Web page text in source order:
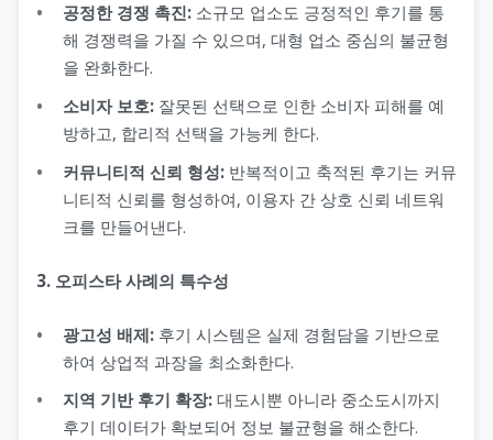
공정한 경쟁 촉진: 소규모 업소도 긍정적인 후기를 통
해 경쟁력을 가질 수 있으며, 대형 업소 중심의 불균형
을 완화한다.
소비자 보호: 잘못된 선택으로 인한 소비자 피해를 예
방하고, 합리적 선택을 가능케 한다.
커뮤니티적 신뢰 형성: 반복적이고 축적된 후기는 커뮤
니티적 신뢰를 형성하여, 이용자 간 상호 신뢰 네트워
크를 만들어낸다.
3. 오피스타 사례의 특수성
광고성 배제: 후기 시스템은 실제 경험담을 기반으로
하여 상업적 과장을 최소화한다.
지역 기반 후기 확장: 대도시뿐 아니라 중소도시까지
후기 데이터가 확보되어 정보 불균형을 해소한다.